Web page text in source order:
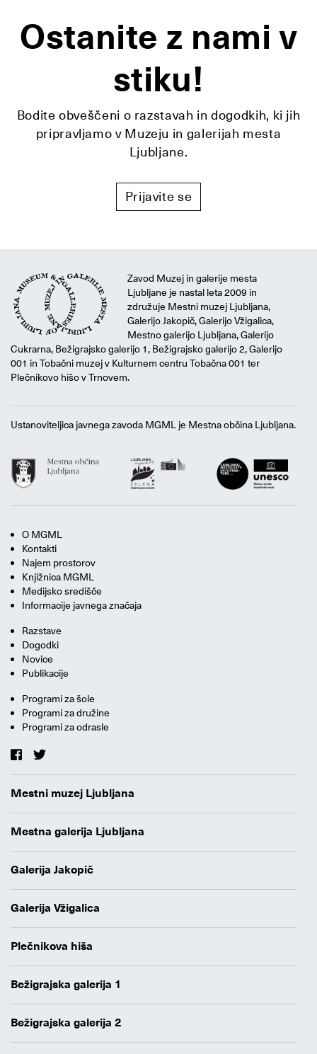
Ostanite z nami v
stiku!
Bodite obveščeni o razstavah in dogodkih, ki jih
pripravljamo v Muzeju in galerijah mesta
Ljubljane.
Prijavite se
Zavod Muzej in galerije mesta
Ljubljane je nastal leta 2009 in
združuje Mestni muzej Ljubljana,
Galerijo Jakopič, Galerijo Vžigalica,
Mestno galerijo Ljubljana, Galerijo
Cukrarna, Bežigrajsko galerijo 1, Bežigrajsko galerijo 2, Galerijo
001 in Tobačni muzej v Kulturnem centru Tobačna 001 ter
Plečnikovo hišo v Trnovem.
Ustanoviteljica javnega zavoda MGML je Mestna občina Ljubljana.
O MGML
Kontakti
Najem prostorov
Knjižnica MGML
Medijsko središče
Informacije javnega značaja
Razstave
Dogodki
Novice
Publikacije
Programi za šole
Programi za družine
Programi za odrasle
Mestni muzej Ljubljana
Mestna galerija Ljubljana
Galerija Jakopič
Galerija Vžigalica
Plečnikova hiša
Bežigrajska galerija 1
Bežigrajska galerija 2